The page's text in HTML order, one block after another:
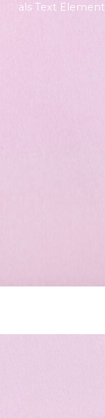
als Text Element